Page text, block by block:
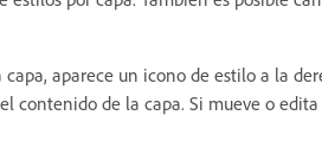
aparece un icono de estilo a la
contenido de la capa. Si mueve o